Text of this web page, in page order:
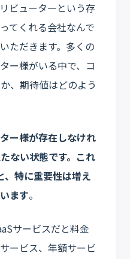
ビューターという存
てくれる会社なんで
ただきます。多くの
ー様がいる中で、コ
、期待値はどのよう
ー様が存在しなけれ
ない状態です。これ
、特に重要性は増え
ます。
サービスだと料金
ービス、年額サービ